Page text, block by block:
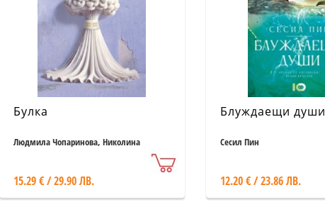
Булка
Людмила Чопаринова, Николина
15.29 € / 29.90 ЛВ.
Блуждаещи души
Сесил Пин
12.20 € / 23.86 ЛВ.